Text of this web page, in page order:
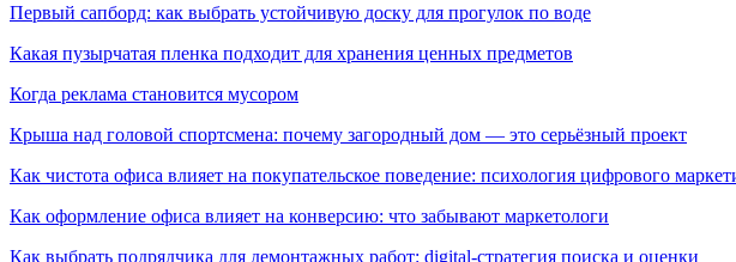
Первый сапборд: как выбрать устойчивую доску для прогулок по воде
Какая пузырчатая пленка подходит для хранения ценных предметов
Когда реклама становится мусором
Крыша над головой спортсмена: почему загородный дом — это серьёзный проект
Как чистота офиса влияет на покупательское поведение: психология цифрового
Как оформление офиса влияет на конверсию: что забывают маркетологи
Как выбрать подрядчика для демонтажных работ: digital-стратегия поиска и оценки